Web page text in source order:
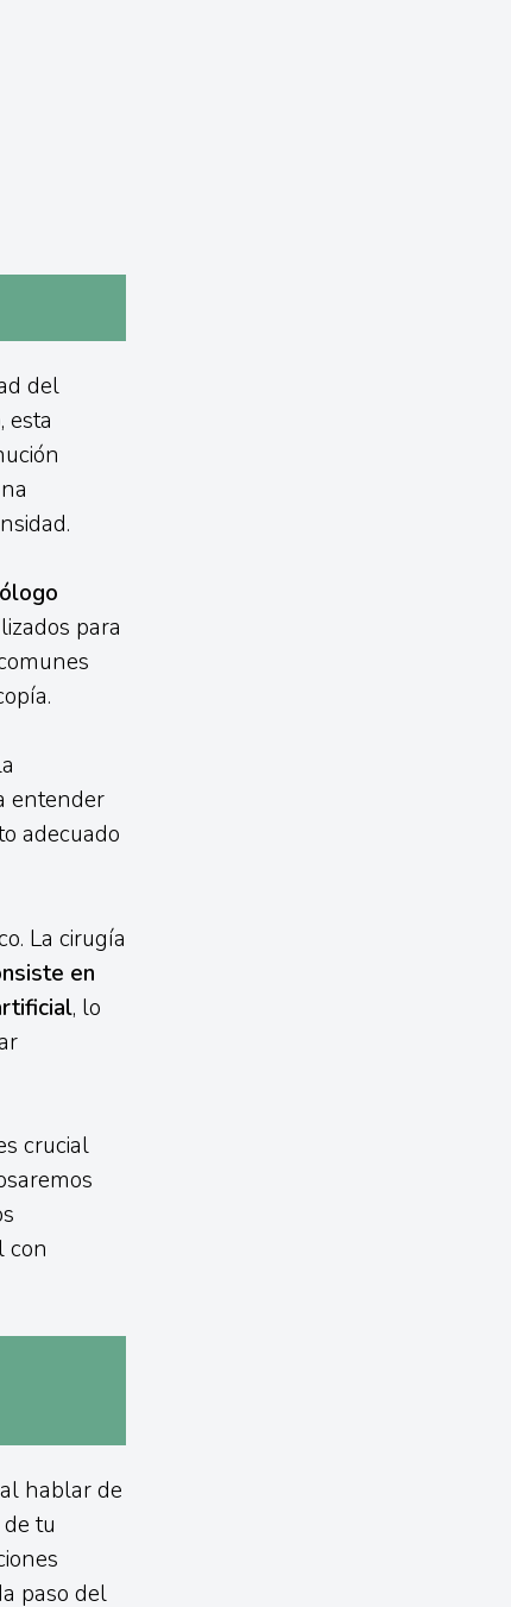
del
esta
para
entender
adecuado
La cirugía
en
, lo
crucial
con
hablar de
tu
paso del